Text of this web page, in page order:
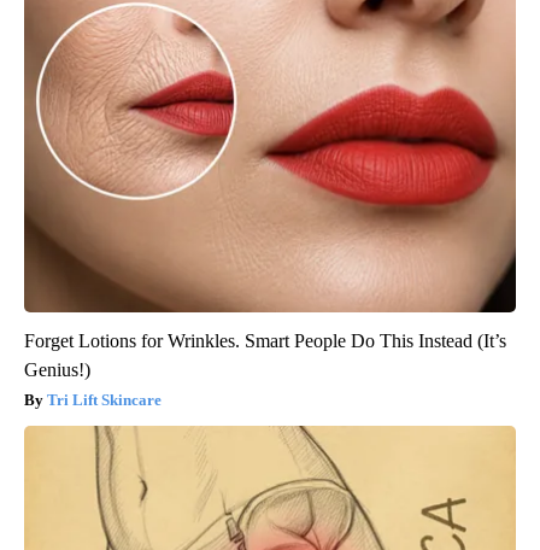
Forget Lotions for Wrinkles. Smart People Do This Instead (It’s
Genius!)
Tri Lift Skincare